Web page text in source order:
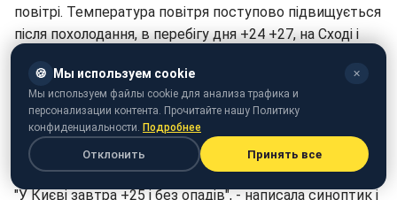
повітрі. Температура повітря поступово підвищується
після похолодання, в перебігу дня +24 +27, на Сході і
Проте на Заході ще буде свіжо, +19 +24 градуси, в
Карпатах +11 +18 градусів. Вночі у горах навіть
холодно, +5 +12 градусів", - розповіла Діденко.
У Києві у вівторок буде тепло і сухо.
"У Києві завтра +25 і без опадів", - написала синоптик і
🍪 Мы используем cookie ✕
Мы используем файлы cookie для анализа трафика и
персонализации контента. Прочитайте нашу Политику
конфиденциальности. Подробнее
Отклонить Принять все